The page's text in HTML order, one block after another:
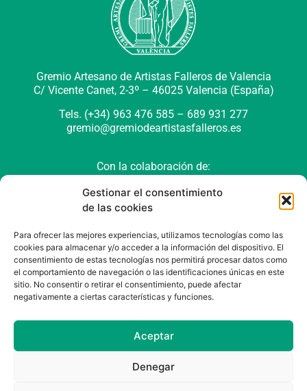
Gestionar el consentimiento
de las cookies
Para ofrecer las mejores experiencias, utilizamos tecnologías como las
cookies para almacenar y/o acceder a la información del dispositivo. El
consentimiento de estas tecnologías nos permitirá procesar datos como
el comportamiento de navegación o las identificaciones únicas en este
sitio. No consentir o retirar el consentimiento, puede afectar
negativamente a ciertas características y funciones.
Aceptar
Denegar
Gremio Artesano de Artistas Falleros de Valencia
C/ Vicente Canet, 2-3º – 46025 Valencia (España)
Tels. (+34) 963 476 585 – 689 931 277
gremio@gremiodeartistasfalleros.es
Con la colaboración de:
Política de cookies (UE) Política de privacidad
Aviso Legal